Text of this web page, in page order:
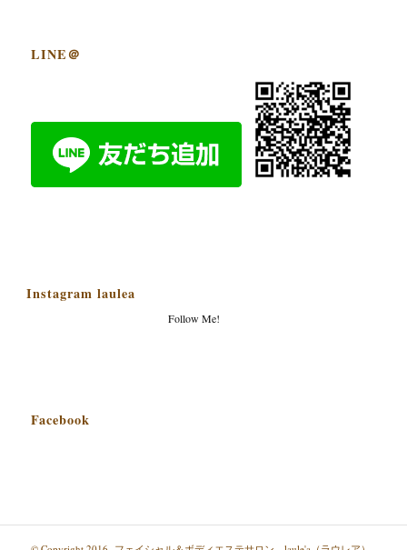
LINE＠
Instagram laulea
Follow Me!
Facebook